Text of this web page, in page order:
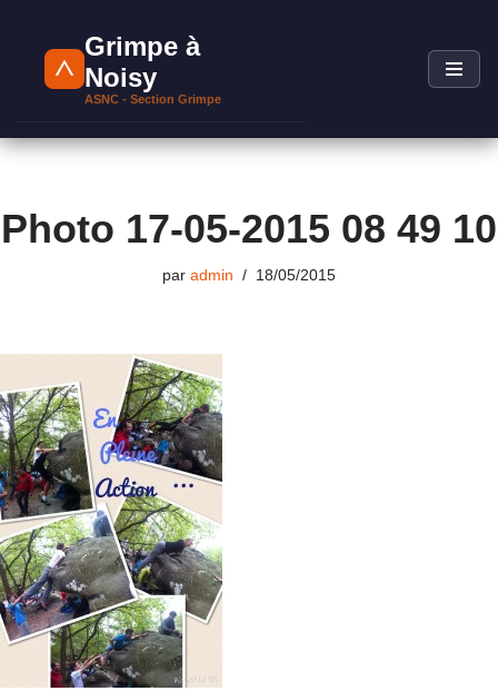
Aller
Grimpe à
Noisy
ASNC - Section Grimpe
Photo 17-05-2015 08 49 10
par admin 18/05/2015